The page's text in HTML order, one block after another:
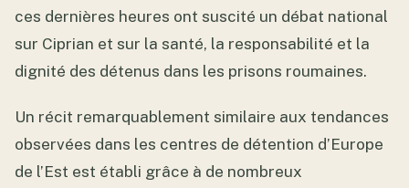
ces dernières heures ont suscité un débat national
sur Ciprian et sur la santé, la responsabilité et la
dignité des détenus dans les prisons roumaines.
Un récit remarquablement similaire aux tendances
observées dans les centres de détention d’Europe
de l’Est est établi grâce à de nombreux